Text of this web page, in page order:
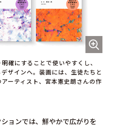
確にすることで使いやすくし、
ザインへ。装画には、生徒たちと
ーティスト、宮本憲史朗さんの作
ョンでは、鮮やかで広がりを